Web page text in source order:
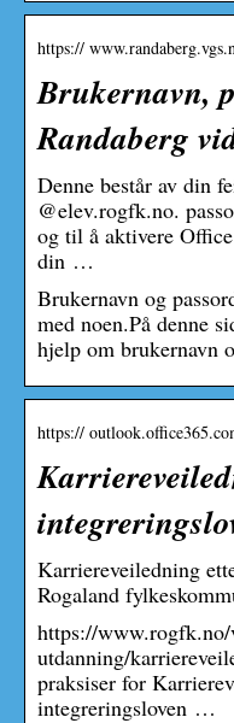
https://
Brukernavn,
Randaberg
Denne består av din
@elev.rogfk.no.
og til å aktivere
din …
Brukernavn og
med noen.På denne
hjelp om brukernavn
https://
Karriereveiledning
Rogaland
https://www.rogfk.no/
utdanning/
praksiser for
integreringsloven …